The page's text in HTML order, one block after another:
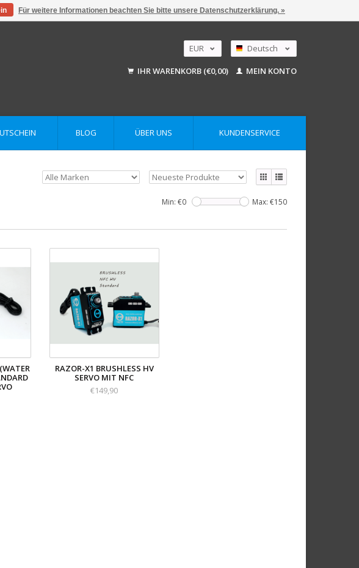
EUR
USD
Deutsch
English
IHR WARENKORB (€0,00) MEIN KONTO
BLOG ÜBER UNS KUNDENSERVICE
Min: €0 Max: €150
RAZOR-X1 BRUSHLESS HV
SERVO MIT NFC
€149,90
Für weitere Informationen beachten Sie bitte unsere Datenschutzerklärung. »